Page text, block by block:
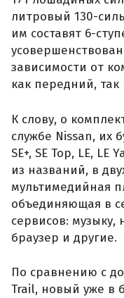
литровый 130-
им составят 6-
зависимости от
как передний,
К слову, о
службе Nissan, их
SE+, SE Top, LE, LE
из названий, в
мультимедийная
объединяющая в
сервисов:
браузер и другие.
По сравнению с
Trail, новый уже в